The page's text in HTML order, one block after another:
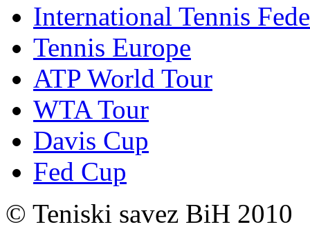
International Tennis
Tennis Europe
ATP World Tour
WTA Tour
Davis Cup
Fed Cup
© Teniski savez BiH 2010